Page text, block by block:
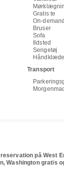
Gratis te
On-
Bruser
Sofa
Ildsted
Sengetøj
Transport
på West
Washington gratis